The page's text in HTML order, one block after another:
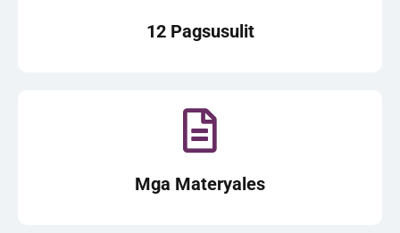
12 Pagsusulit
Mga Materyales